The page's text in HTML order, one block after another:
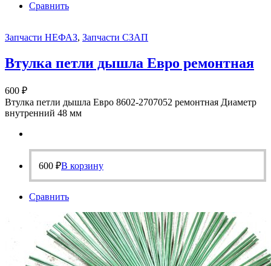
Сравнить
Запчасти НЕФАЗ, Запчасти СЗАП
Втулка петли дышла Евро ремонтная
600 ₽
Втулка петли дышла Евро 8602-2707052 ремонтная Диаметр
внутренний 48 мм
600 ₽В корзину
Сравнить